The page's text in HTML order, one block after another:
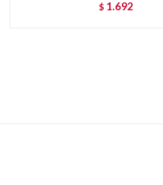
$ 1.692